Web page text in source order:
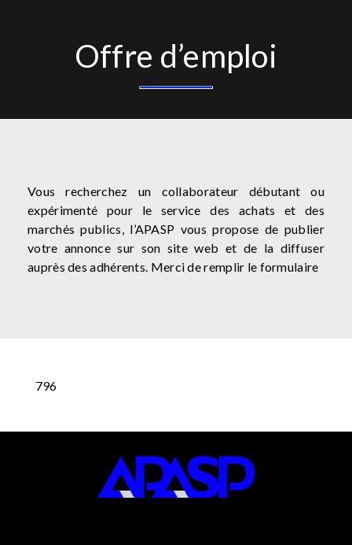
Offre d’emploi
Vous recherchez un collaborateur débutant ou
expérimenté pour le service des achats et des
marchés publics, l’APASP vous propose de publier
votre annonce sur son site web et de la diffuser
auprès des adhérents. Merci de remplir le formulaire
796